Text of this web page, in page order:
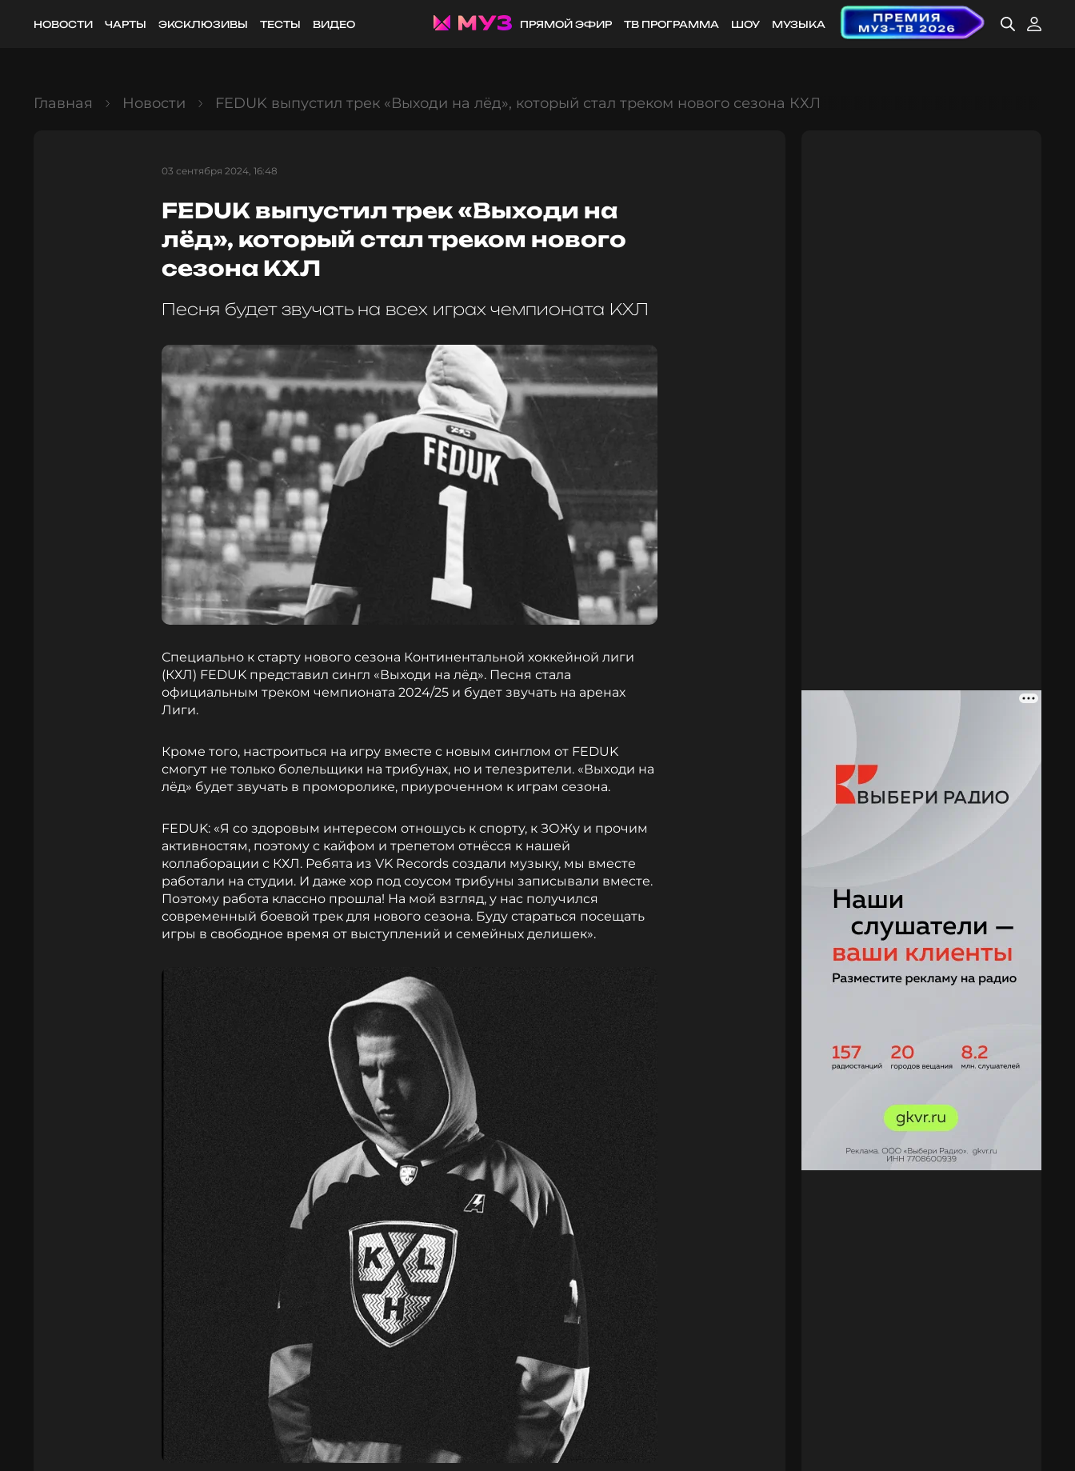
НОВОСТИ ЧАРТЫ ЭКСКЛЮЗИВЫ ТЕСТЫ ВИДЕО ПРЯМОЙ ЭФИР ТВ ПРОГРАММА ШОУ МУЗЫКА
Главная Новости FEDUK выпустил трек «Выходи на лёд», который стал треком нового сезона КХЛ
03 сентября 2024, 16:48
FEDUK выпустил трек «Выходи на
лёд», который стал треком нового
сезона КХЛ
Песня будет звучать на всех играх чемпионата КХЛ
Специально к старту нового сезона Континентальной хоккейной лиги
(КХЛ) FEDUK представил сингл «Выходи на лёд». Песня стала
официальным треком чемпионата 2024/25 и будет звучать на аренах
Лиги.
Кроме того, настроиться на игру вместе с новым синглом от FEDUK
смогут не только болельщики на трибунах, но и телезрители. «Выходи на
лёд» будет звучать в проморолике, приуроченном к играм сезона.
FEDUK: «Я со здоровым интересом отношусь к спорту, к ЗОЖу и прочим
активностям, поэтому с кайфом и трепетом отнёсся к нашей
коллаборации с КХЛ. Ребята из VK Records создали музыку, мы вместе
работали на студии. И даже хор под соусом трибуны записывали вместе.
Поэтому работа классно прошла! На мой взгляд, у нас получился
современный боевой трек для нового сезона. Буду стараться посещать
игры в свободное время от выступлений и семейных делишек».